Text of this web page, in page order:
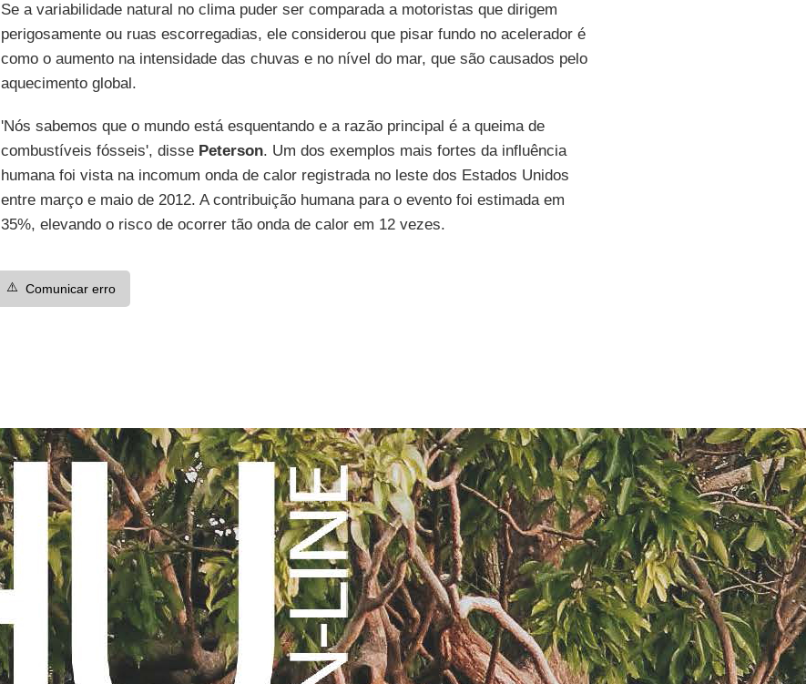
Se a variabilidade natural no clima puder ser comparada a motoristas que dirigem
perigosamente ou ruas escorregadias, ele considerou que pisar fundo no acelerador é
como o aumento na intensidade das chuvas e no nível do mar, que são causados pelo
aquecimento global.
'Nós sabemos que o mundo está esquentando e a razão principal é a queima de
combustíveis fósseis', disse Peterson. Um dos exemplos mais fortes da influência
humana foi vista na incomum onda de calor registrada no leste dos Estados Unidos
entre março e maio de 2012. A contribuição humana para o evento foi estimada em
35%, elevando o risco de ocorrer tão onda de calor em 12 vezes.
⚠️ Comunicar erro